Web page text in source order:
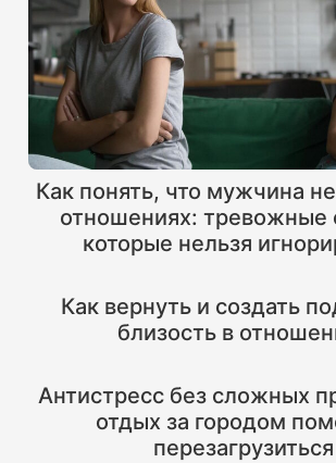
Как понять, что мужчина
отношениях: тревожные
которые нельзя
Как вернуть и создать
близость в
Антистресс без сложных
отдых за городом
перезагрузиться